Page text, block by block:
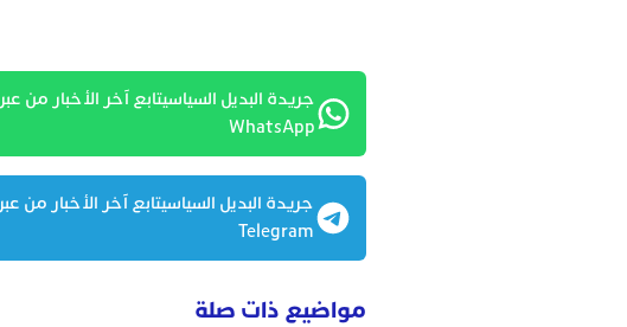
جريدة البديل السياسيتابع آخر الأخبار من عبر
WhatsApp
جريدة البديل السياسيتابع آخر الأخبار من عبر
Telegram
مواضيع ذات صلة